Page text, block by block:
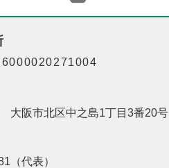
6000020271004
大阪市北区中之島1丁目3番20号
（代表）